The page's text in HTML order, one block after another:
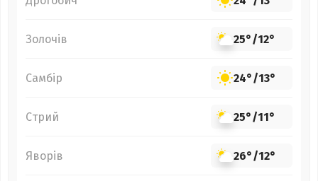
Золочів 25°/12°
Самбір 24°/13°
Стрий 25°/11°
Яворів 26°/12°